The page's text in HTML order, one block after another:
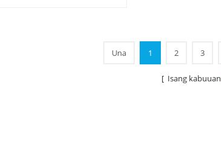
Una 1 2 3
[ Isang kabuuan